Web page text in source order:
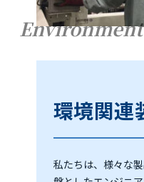
環境関連
私たちは、様々な